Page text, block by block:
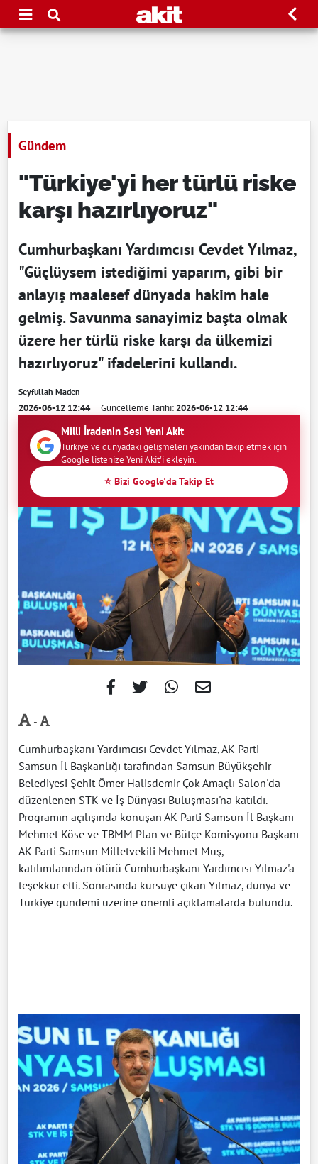
Gündem
"Türkiye'yi her türlü riske
karşı hazırlıyoruz"
Cumhurbaşkanı Yardımcısı Cevdet Yılmaz,
"Güçlüysem istediğimi yaparım, gibi bir
anlayış maalesef dünyada hakim hale
gelmiş. Savunma sanayimiz başta olmak
üzere her türlü riske karşı da ülkemizi
hazırlıyoruz" ifadelerini kullandı.
Seyfullah Maden
2026-06-12 12:44 Güncelleme Tarihi:2026-06-12 12:44
Milli İradenin Sesi Yeni Akit
Türkiye ve dünyadaki gelişmeleri yakından takip etmek için
Google listenize Yeni Akit'i ekleyin.
⭐ Bizi Google'da Takip Et
-
Cumhurbaşkanı Yardımcısı Cevdet Yılmaz, AK Parti
Samsun İl Başkanlığı tarafından Samsun Büyükşehir
Belediyesi Şehit Ömer Halisdemir Çok Amaçlı Salon'da
düzenlenen STK ve İş Dünyası Buluşması'na katıldı.
Programın açılışında konuşan AK Parti Samsun İl Başkanı
Mehmet Köse ve TBMM Plan ve Bütçe Komisyonu Başkanı
AK Parti Samsun Milletvekili Mehmet Muş,
katılımlarından ötürü Cumhurbaşkanı Yardımcısı Yılmaz'a
teşekkür etti. Sonrasında kürsüye çıkan Yılmaz, dünya ve
Türkiye gündemi üzerine önemli açıklamalarda bulundu.